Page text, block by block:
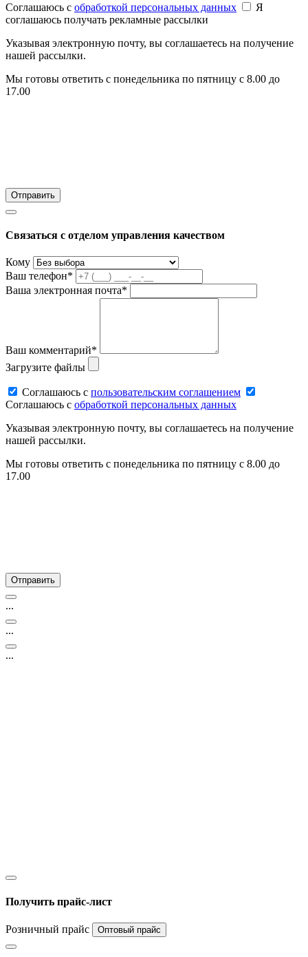
Соглашаюсь c обработкой персональных данных
Я
соглашаюсь получать рекламные рассылки
Указывая электронную почту, вы соглашаетесь на получение
нашей рассылки.
Мы готовы ответить с понедельника по пятницу с 8.00 до
17.00
Связаться с отделом управления качеством
Кому
Ваш телефон*
Ваша электронная почта*
Ваш комментарий*
Загрузите файлы
Соглашаюсь c пользовательским соглашением
Соглашаюсь c обработкой персональных данных
Указывая электронную почту, вы соглашаетесь на получение
нашей рассылки.
Мы готовы ответить с понедельника по пятницу с 8.00 до
17.00
...
...
...
Получить прайс-лист
Розничный прайс Оптовый прайс